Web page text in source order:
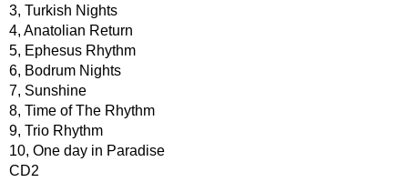
3, Turkish Nights
4, Anatolian Return
5, Ephesus Rhythm
6, Bodrum Nights
7, Sunshine
8, Time of The Rhythm
9, Trio Rhythm
10, One day in Paradise
CD2